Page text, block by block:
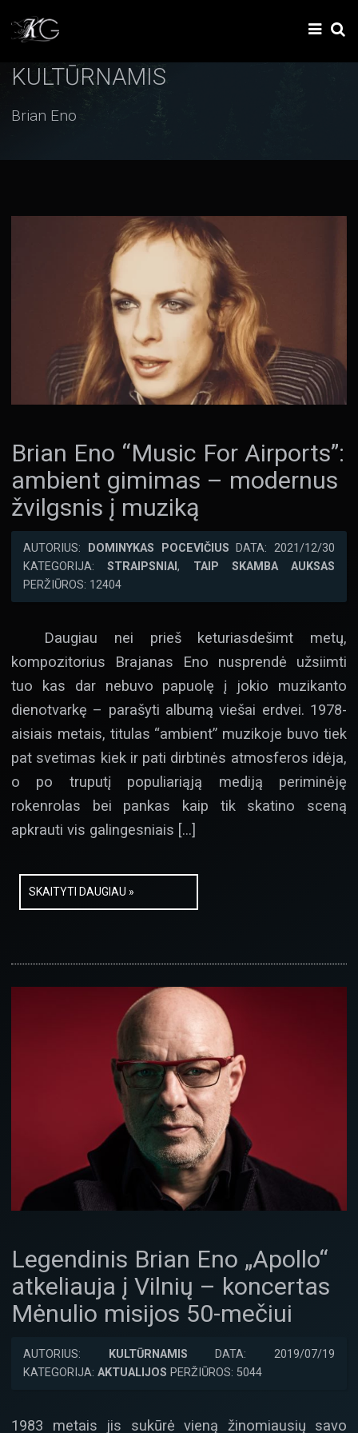
KULTŪRNAMIS
Brian Eno
Brian Eno “Music For Airports”:
ambient gimimas – modernus
žvilgsnis į muziką
AUTORIUS: DOMINYKAS POCEVIČIUS DATA: 2021/12/30
KATEGORIJA:STRAIPSNIAI, TAIP SKAMBA AUKSAS
PERŽIŪROS: 12404
Daugiau nei prieš keturiasdešimt metų,
kompozitorius Brajanas Eno nusprendė užsiimti
tuo kas dar nebuvo papuolę į jokio muzikanto
dienotvarkę – parašyti albumą viešai erdvei. 1978-
aisiais metais, titulas “ambient” muzikoje buvo tiek
pat svetimas kiek ir pati dirbtinės atmosferos idėja,
o po truputį populiariąją mediją periminėję
rokenrolas bei pankas kaip tik skatino sceną
apkrauti vis galingesniais […]
SKAITYTI DAUGIAU »
Legendinis Brian Eno „Apollo“
atkeliauja į Vilnių – koncertas
Mėnulio misijos 50-mečiui
AUTORIUS: KULTŪRNAMIS DATA: 2019/07/19
KATEGORIJA: AKTUALIJOS PERŽIŪROS: 5044
1983 metais jis sukūrė vieną žinomiausių savo